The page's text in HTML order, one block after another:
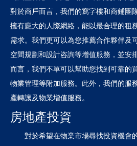
對於商戶而言，我們的寫字樓和商鋪團
擁有龐大的人際網絡，能以最合理的租
需求。我們更可以為您推薦合作夥伴及
空間規劃和設計咨詢等增值服務，並安
而言，我們不單可以幫助您找到可靠的
物業管理等附加服務。此外，我們的服
產轉讓及物業增值服務。
房地產投資
對於希望在物業市場尋找投資機會